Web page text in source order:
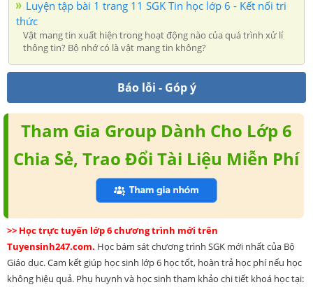
Luyện tập bài 1 trang 11 SGK Tin học lớp 6 - Kết nối tri
thức
Vật mang tin xuất hiện trong hoạt động nào của quá trình xử lí
thông tin? Bộ nhớ có là vật mang tin không?
Báo lỗi - Góp ý
Tham Gia Group Dành Cho Lớp 6
Chia Sẻ, Trao Đổi Tài Liệu Miễn Phí
>> Học trực tuyến lớp 6 chương trình mới trên
Tuyensinh247.com. Học bám sát chương trình SGK mới nhất của Bộ
Giáo dục. Cam kết giúp học sinh lớp 6 học tốt, hoàn trả học phí nếu học
không hiệu quả. Phụ huynh và học sinh tham khảo chi tiết khoá học tại: